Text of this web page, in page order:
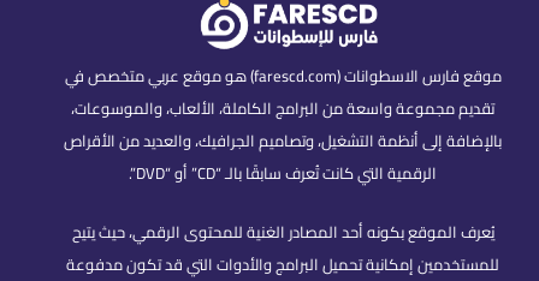
موقع فارس الاسطوانات (farescd.com) هو موقع عربي متخصص في
تقديم مجموعة واسعة من البرامج الكاملة، الألعاب، والموسوعات،
بالإضافة إلى أنظمة التشغيل، وتصاميم الجرافيك، والعديد من الأقراص
الرقمية التي كانت تُعرف سابقًا بالـ “CD” أو “DVD”.
يُعرف الموقع بكونه أحد المصادر الغنية للمحتوى الرقمي، حيث يتيح
للمستخدمين إمكانية تحميل البرامج والأدوات التي قد تكون مدفوعة